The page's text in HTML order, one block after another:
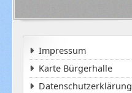
Impressum
Karte Bürgerhalle
Datenschutzerklärung